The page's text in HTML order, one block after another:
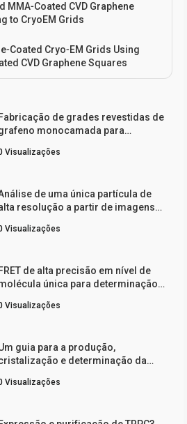
MMA‐Coated CVD Graphene
to CryoEM Grids
Cryo‐EM Grids Using
CVD Graphene Squares
de grades revestidas de
monocamada para
Visualizações
de uma única partícula de
resolução a partir de imagens
SPHIRE
Visualizações
de alta precisão em nível de
única para determinação
Visualizações
guia para a produção,
e determinação da
Visualizações